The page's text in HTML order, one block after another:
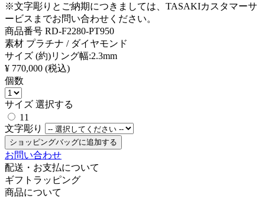
※文字彫りとご納期につきましては、TASAKIカスタマーサ
ービスまでお問い合わせください。
商品番号 RD-F2280-PT950
素材 プラチナ / ダイヤモンド
サイズ (約)リング幅:2.3mm
¥ 770,000 (税込)
個数
サイズ 選択する
11
文字彫り
ショッピングバッグに追加する
お問い合わせ
配送・お支払について
ギフトラッピング
商品について